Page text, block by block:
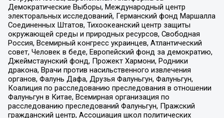
Демократические Выборы, Международный центр
электоральных исследований, Германский фонд Маршалла
Соединенных Штатов, Тихоокеанский центр защиты
окружающей среды и природных ресурсов, Свободная
Россия, Всемирный конгресс украинцев, Атлантический
совет, Человек в беде, Европейский фонд за демократию,
Джеймстаунский фонд, Прожект Хармони, Родники
дракона, Врачи против насильственного извлечения
органов, Фалунь Дафа, Друзья Фалуньгун, Фалуньгун,
Коалиция по расследованию преследования в отношении
Фалуньгун в Китае, Всемирная организация по
расследованию преследований Фалуньгун, Пражский
гражданский центр, Ассоциация школ политических